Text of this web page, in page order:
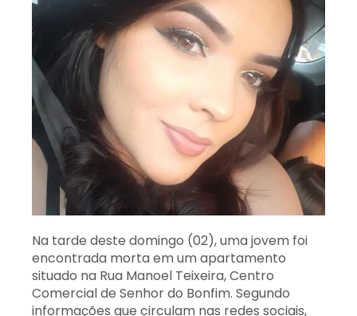
Na tarde deste domingo (02), uma jovem foi
encontrada morta em um apartamento
situado na Rua Manoel Teixeira, Centro
Comercial de Senhor do Bonfim. Segundo
informações que circulam nas redes sociais,